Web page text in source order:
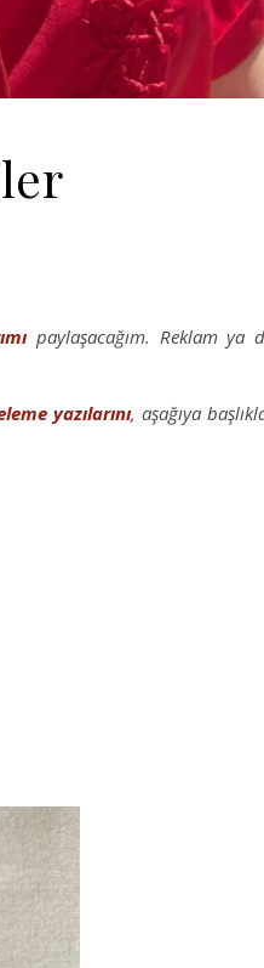
paylaşacağım. Reklam ya
yazılarını, aşağıya